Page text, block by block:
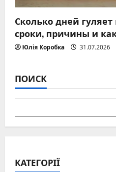
Сколько дней
сроки, причины и
Юлія Коробка 31.07.2026
ПОИСК
КАТЕГОРІЇ